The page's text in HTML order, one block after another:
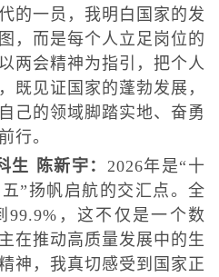
的一员，我明白国家的发
，而是每个人立足岗位的
两会精神为指引，把个人
既见证国家的蓬勃发展，
己的领域脚踏实地、奋勇
行。
生 陈新宇： 2026年是“十
”扬帆启航的交汇点。全
99.9%，这不仅是一个数
在推动高质量发展中的生
神，我真切感受到国家正